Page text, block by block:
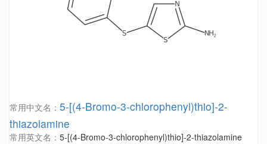
常用中文名： 5-[(4-Bromo-3-chlorophenyl)thio]-2-
thiazolamine
常用英文名： 5-[(4-Bromo-3-chlorophenyl)thio]-2-thiazolamine